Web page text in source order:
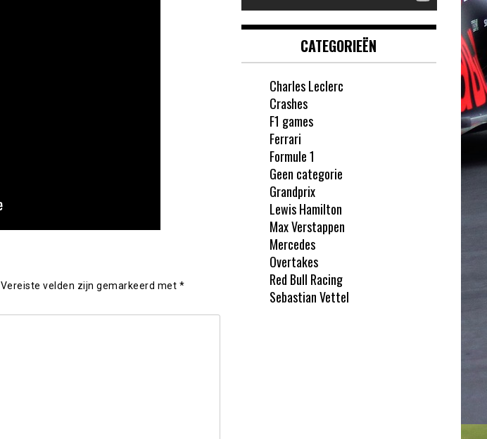
Vereiste velden zijn gemarkeerd met *
CATEGORIEËN
Charles Leclerc
Crashes
F1 games
Ferrari
Formule 1
Geen categorie
Grandprix
Lewis Hamilton
Max Verstappen
Mercedes
Overtakes
Red Bull Racing
Sebastian Vettel